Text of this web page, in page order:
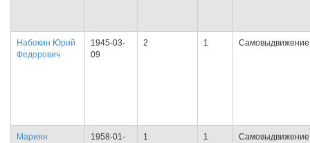
Набокин Юрий
Федорович
1945-03-
09
2 1 Самовыдвижение
Мариян
1958-01-
1 1 Самовыдвижение